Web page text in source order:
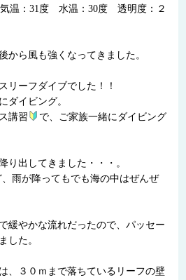
：31度 水温：30度 透明度：２
から風も強くなってきました。
リーフダイブでした！！
ダイビング。
講習
で、ご家族一緒にダイビング
り出してきました・・・。
雨が降ってもでも海の中はぜんぜ
緩やかな流れだったので、パッセー
ました。
、３０ｍまで落ちているリーフの壁